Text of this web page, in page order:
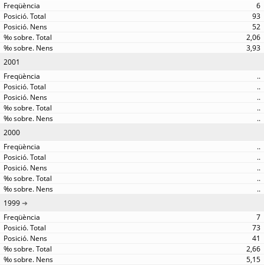
6
93
52
2,06
3,93
2001
..
..
..
..
..
2000
..
..
..
..
..
1999
7
73
41
2,66
5,15